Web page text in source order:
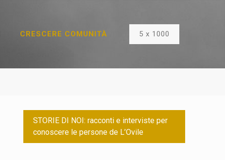
CRESCERE COMUNITÀ 5 x 1000
STORIE DI NOI: racconti e interviste per
conoscere le persone de L’Ovile